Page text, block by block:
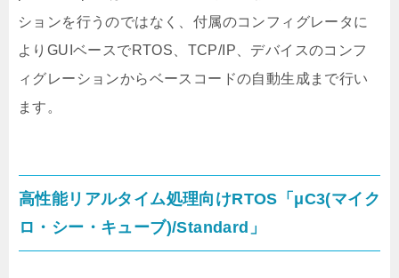
ションを行うのではなく、付属のコンフィグレータに
よりGUIベースでRTOS、TCP/IP、デバイスのコンフ
ィグレーションからベースコードの自動生成まで行い
ます。
高性能リアルタイム処理向けRTOS「μC3(マイク
ロ・シー・キューブ)/Standard」